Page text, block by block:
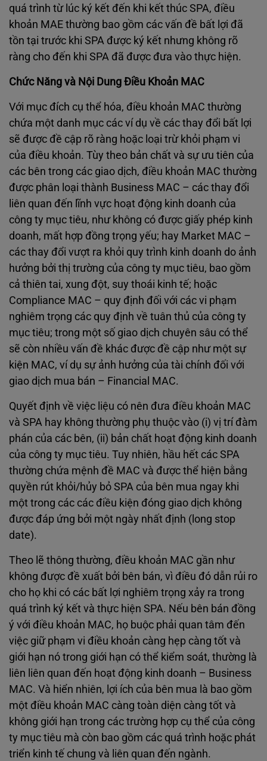
quá trình từ lúc ký kết đến khi kết thúc SPA, điều
khoản MAE thường bao gồm các vấn đề bất lợi đã
tồn tại trước khi SPA được ký kết nhưng không rõ
ràng cho đến khi SPA đã được đưa vào thực hiện.
Chức Năng và Nội Dung Điều Khoản MAC
Với mục đích cụ thể hóa, điều khoản MAC thường
chứa một danh mục các ví dụ về các thay đổi bất lợi
sẽ được đề cập rõ ràng hoặc loại trừ khỏi phạm vi
của điều khoản. Tùy theo bản chất và sự ưu tiên của
các bên trong các giao dịch, điều khoản MAC thường
được phân loại thành Business MAC – các thay đổi
liên quan đến lĩnh vực hoạt động kinh doanh của
công ty mục tiêu, như không có được giấy phép kinh
doanh, mất hợp đồng trọng yếu; hay Market MAC –
các thay đổi vượt ra khỏi quy trình kinh doanh do ảnh
hưởng bởi thị trường của công ty mục tiêu, bao gồm
cả thiên tai, xung đột, suy thoái kinh tế; hoặc
Compliance MAC – quy định đối với các vi phạm
nghiêm trọng các quy định về tuân thủ của công ty
mục tiêu; trong một số giao dịch chuyên sâu có thể
sẽ còn nhiều vấn đề khác được đề cập như một sự
kiện MAC, ví dụ sự ảnh hưởng của tài chính đối với
giao dịch mua bán – Financial MAC.
Quyết định về việc liệu có nên đưa điều khoản MAC
và SPA hay không thường phụ thuộc vào (i) vị trí đàm
phán của các bên, (ii) bản chất hoạt động kinh doanh
của công ty mục tiêu. Tuy nhiên, hầu hết các SPA
thường chứa mệnh đề MAC và được thể hiện bằng
quyền rút khỏi/hủy bỏ SPA của bên mua ngay khi
một trong các các điều kiện đóng giao dịch không
được đáp ứng bởi một ngày nhất định (long stop
date).
Theo lẽ thông thường, điều khoản MAC gần như
không được đề xuất bởi bên bán, vì điều đó dẫn rủi ro
cho họ khi có các bất lợi nghiêm trọng xảy ra trong
quá trình ký kết và thực hiện SPA. Nếu bên bán đồng
ý với điều khoản MAC, họ buộc phải quan tâm đến
việc giữ phạm vi điều khoản càng hẹp càng tốt và
giới hạn nó trong giới hạn có thể kiểm soát, thường là
liên liên quan đến hoạt động kinh doanh – Business
MAC. Và hiển nhiên, lợi ích của bên mua là bao gồm
một điều khoản MAC càng toàn diện càng tốt và
không giới hạn trong các trường hợp cụ thể của công
ty mục tiêu mà còn bao gồm các quá trình hoặc phát
triển kinh tế chung và liên quan đến ngành.